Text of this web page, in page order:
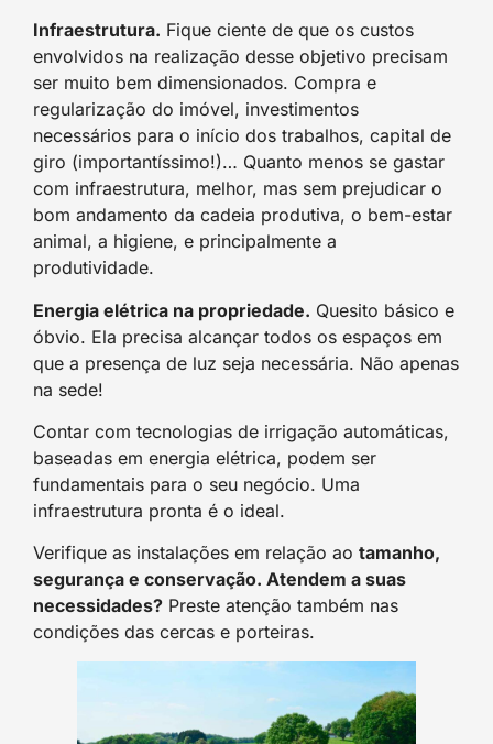
Infraestrutura. Fique ciente de que os custos
envolvidos na realização desse objetivo precisam
ser muito bem dimensionados. Compra e
regularização do imóvel, investimentos
necessários para o início dos trabalhos, capital de
giro (importantíssimo!)… Quanto menos se gastar
com infraestrutura, melhor, mas sem prejudicar o
bom andamento da cadeia produtiva, o bem-estar
animal, a higiene, e principalmente a
produtividade.
Energia elétrica na propriedade. Quesito básico e
óbvio. Ela precisa alcançar todos os espaços em
que a presença de luz seja necessária. Não apenas
na sede!
Contar com tecnologias de irrigação automáticas,
baseadas em energia elétrica, podem ser
fundamentais para o seu negócio. Uma
infraestrutura pronta é o ideal.
Verifique as instalações em relação ao tamanho,
segurança e conservação. Atendem a suas
necessidades? Preste atenção também nas
condições das cercas e porteiras.